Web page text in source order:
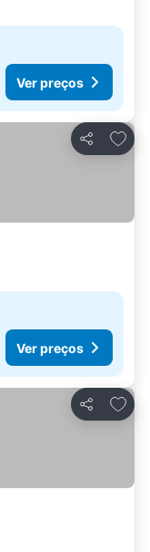
Ver preços
Partilhar
Ver preços
Partilhar